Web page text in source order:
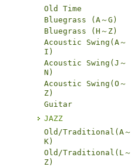
Old Time
Bluegrass (A～G)
Bluegrass (H～Z)
Acoustic Swing(A～
I)
Acoustic Swing(J～
N)
Acoustic Swing(O～
Z)
Guitar
JAZZ
Old/Traditional(A～
K)
Old/Traditional(L～
Z)